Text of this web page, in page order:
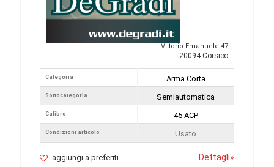
Vittorio Emanuele 47
20094 Corsico
Categoria
Sottocategoria
Calibro
Condizioni articolo
Arma Corta
Semiautomatica
45 ACP
Usato
aggiungi a preferiti Dettagli»